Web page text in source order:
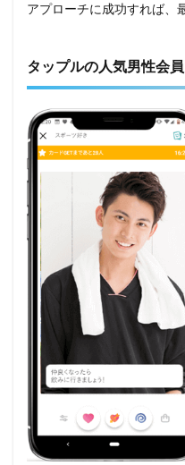
アプローチに成功すれば
タップルの人気男性会